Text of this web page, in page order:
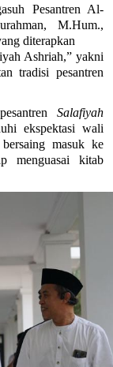
Pesantren Al-
M.Hum.,
yang diterapkan
Ashriah,” yakni
tradisi pesantren
Salafiyah
ekspektasi wali
masuk ke
menguasai kitab